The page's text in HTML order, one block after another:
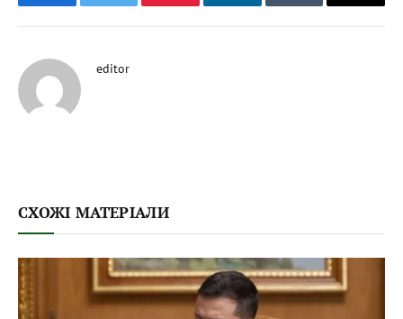
FacebookTwitter Pinterest LinkedInTumblr Email
editor
СХОЖІ МАТЕРІАЛИ